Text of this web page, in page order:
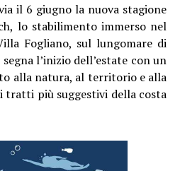
il 6 giugno la nuova stagione
lo stabilimento immerso nel
Fogliano, sul lungomare di
l’inizio dell’estate con un
alla natura, al territorio e alla
tratti più suggestivi della costa